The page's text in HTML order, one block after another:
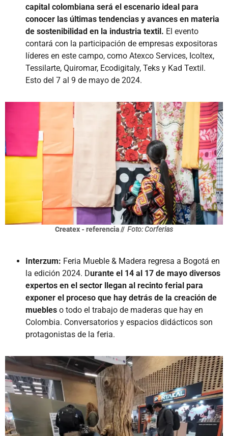
capital colombiana será el escenario ideal para
conocer las últimas tendencias y avances en materia
de sostenibilidad en la industria textil. El evento
contará con la participación de empresas expositoras
líderes en este campo, como Atexco Services, Icoltex,
Tessilarte, Quiromar, Ecodigitaly, Teks y Kad Textil.
Esto del 7 al 9 de mayo de 2024.
Createx - referencia // Foto: Corferias
Interzum: Feria Mueble & Madera regresa a Bogotá en
la edición 2024. Durante el 14 al 17 de mayo diversos
expertos en el sector llegan al recinto ferial para
exponer el proceso que hay detrás de la creación de
muebles o todo el trabajo de maderas que hay en
Colombia. Conversatorios y espacios didácticos son
protagonistas de la feria.